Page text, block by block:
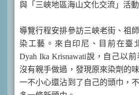
與「三峽地區海山文化交流」活動
導覽行程安排參訪三峽老街、祖
染工藝。來自印尼、目前在臺
Dyah Ika Krisnawati說，自己以
沒有親手做過，發現原來染劑的
一不小心還沾到了自己的頭巾，